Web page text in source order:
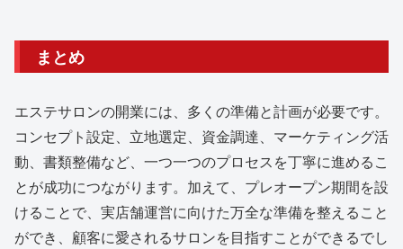
まとめ
エステサロンの開業には、多くの準備と計画が必要です。
コンセプト設定、立地選定、資金調達、マーケティング活
動、書類整備など、一つ一つのプロセスを丁寧に進めるこ
とが成功につながります。加えて、プレオープン期間を設
けることで、実店舗運営に向けた万全な準備を整えること
ができ、顧客に愛されるサロンを目指すことができるでし